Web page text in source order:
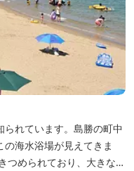
れています。島勝の町中
海水浴場が見えてきま